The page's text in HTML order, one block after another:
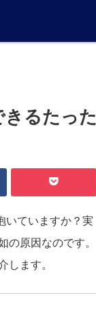
るたった
いていますか？実
の原因なのです。
します。